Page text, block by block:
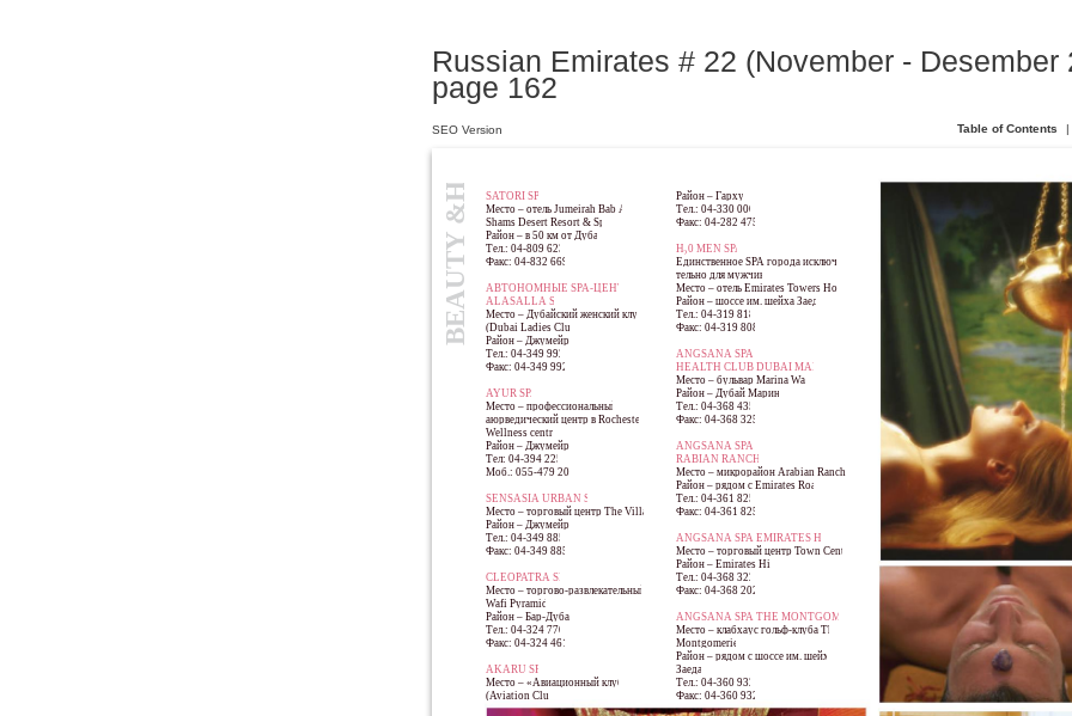
Russian Emirates # 22 (November - Desember
page 162
BEAUTY &HEALTH
SATORI SPA
Место – отель Jumeirah Bab Al
Shams Desert Resort & Spa
Район – в 50 км от Дубая
Тел.: 04-809 6232
Факс: 04-832 6698
АВТОНОМНЫЕ SPA-ЦЕНТРЫ
ALASALLA SPA
Место – Дубайский женский клуб
(Dubai Ladies Club)
Район – Джумейра
Тел.: 04-349 9922
Факс: 04-349 9927
AYUR SPA
Место – профессиональный
аюрведический центр в Rochester
Wellness centre
Район – Джумейра
Тел: 04-394 2257
Моб.: 055-479 2061
SENSASIA URBAN SPA
Место – торговый центр The Village
Район – Джумейра
Тел.: 04-349 8850
Факс: 04-349 8851
CLEOPATRA SPA
Место – торгово-развлекательный
Wafi Pyramids
Район – Бар-Дубай
Тел.: 04-324 7700
Факс: 04-324 4611
AKARU SPA
Место – «Авиационный клуб»
(Aviation Club)
Район – Гархуд
Тел.: 04-330 0000
Факс: 04-282 4751
H20 MEN SPA
Единственное SPA города исключи-
тельно для мужчин
Место – отель Emirates Towers Hotel
Район – шоссе им. шейха Заеда
Тел.: 04-319 8181
Факс: 04-319 8080
ANGSANA SPA &
HEALTH CLUB DUBAI MARINA
Место – бульвар Marina Walk
Район – Дубай Марина
Тел.: 04-368 4356
Факс: 04-368 3256
ANGSANA SPA A
RABIAN RANCHES
Место – микрорайон Arabian Ranches
Район – рядом с Emirates Road
Тел.: 04-361 8251
Факс: 04-361 8252
ANGSANA SPA EMIRATES HILLS
Место – торговый центр Town Centre
Район – Emirates Hills
Тел.: 04-368 3222
Факс: 04-368 2022
ANGSANA SPA THE MONTGOMERIE
Место – клабхаус гольф-клуба The
Montgomerie
Район – рядом с шоссе им. шейха
Заеда
Тел.: 04-360 9322
Факс: 04-360 9321
SEO Version Table of Contents |